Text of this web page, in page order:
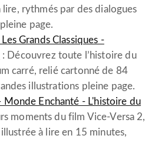
rythmés par des dialogues
page.
Grands Classiques -
: Découvrez toute l’histoire du
carré, relié cartonné de 84
illustrations pleine page.
Monde Enchanté - L'histoire du
moments du film Vice-Versa 2,
à lire en 15 minutes,